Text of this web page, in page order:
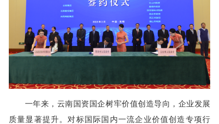
一年来，云南国资国企树牢价值创造导向，企业发展
质量显著提升。对标国际国内一流企业价值创造专项行